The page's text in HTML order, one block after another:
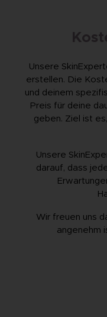
Unsere
erstellen. Die
und deinem
Preis für deine
geben. Ziel ist
Unsere
darauf, dass
Wir freuen uns
angenehm